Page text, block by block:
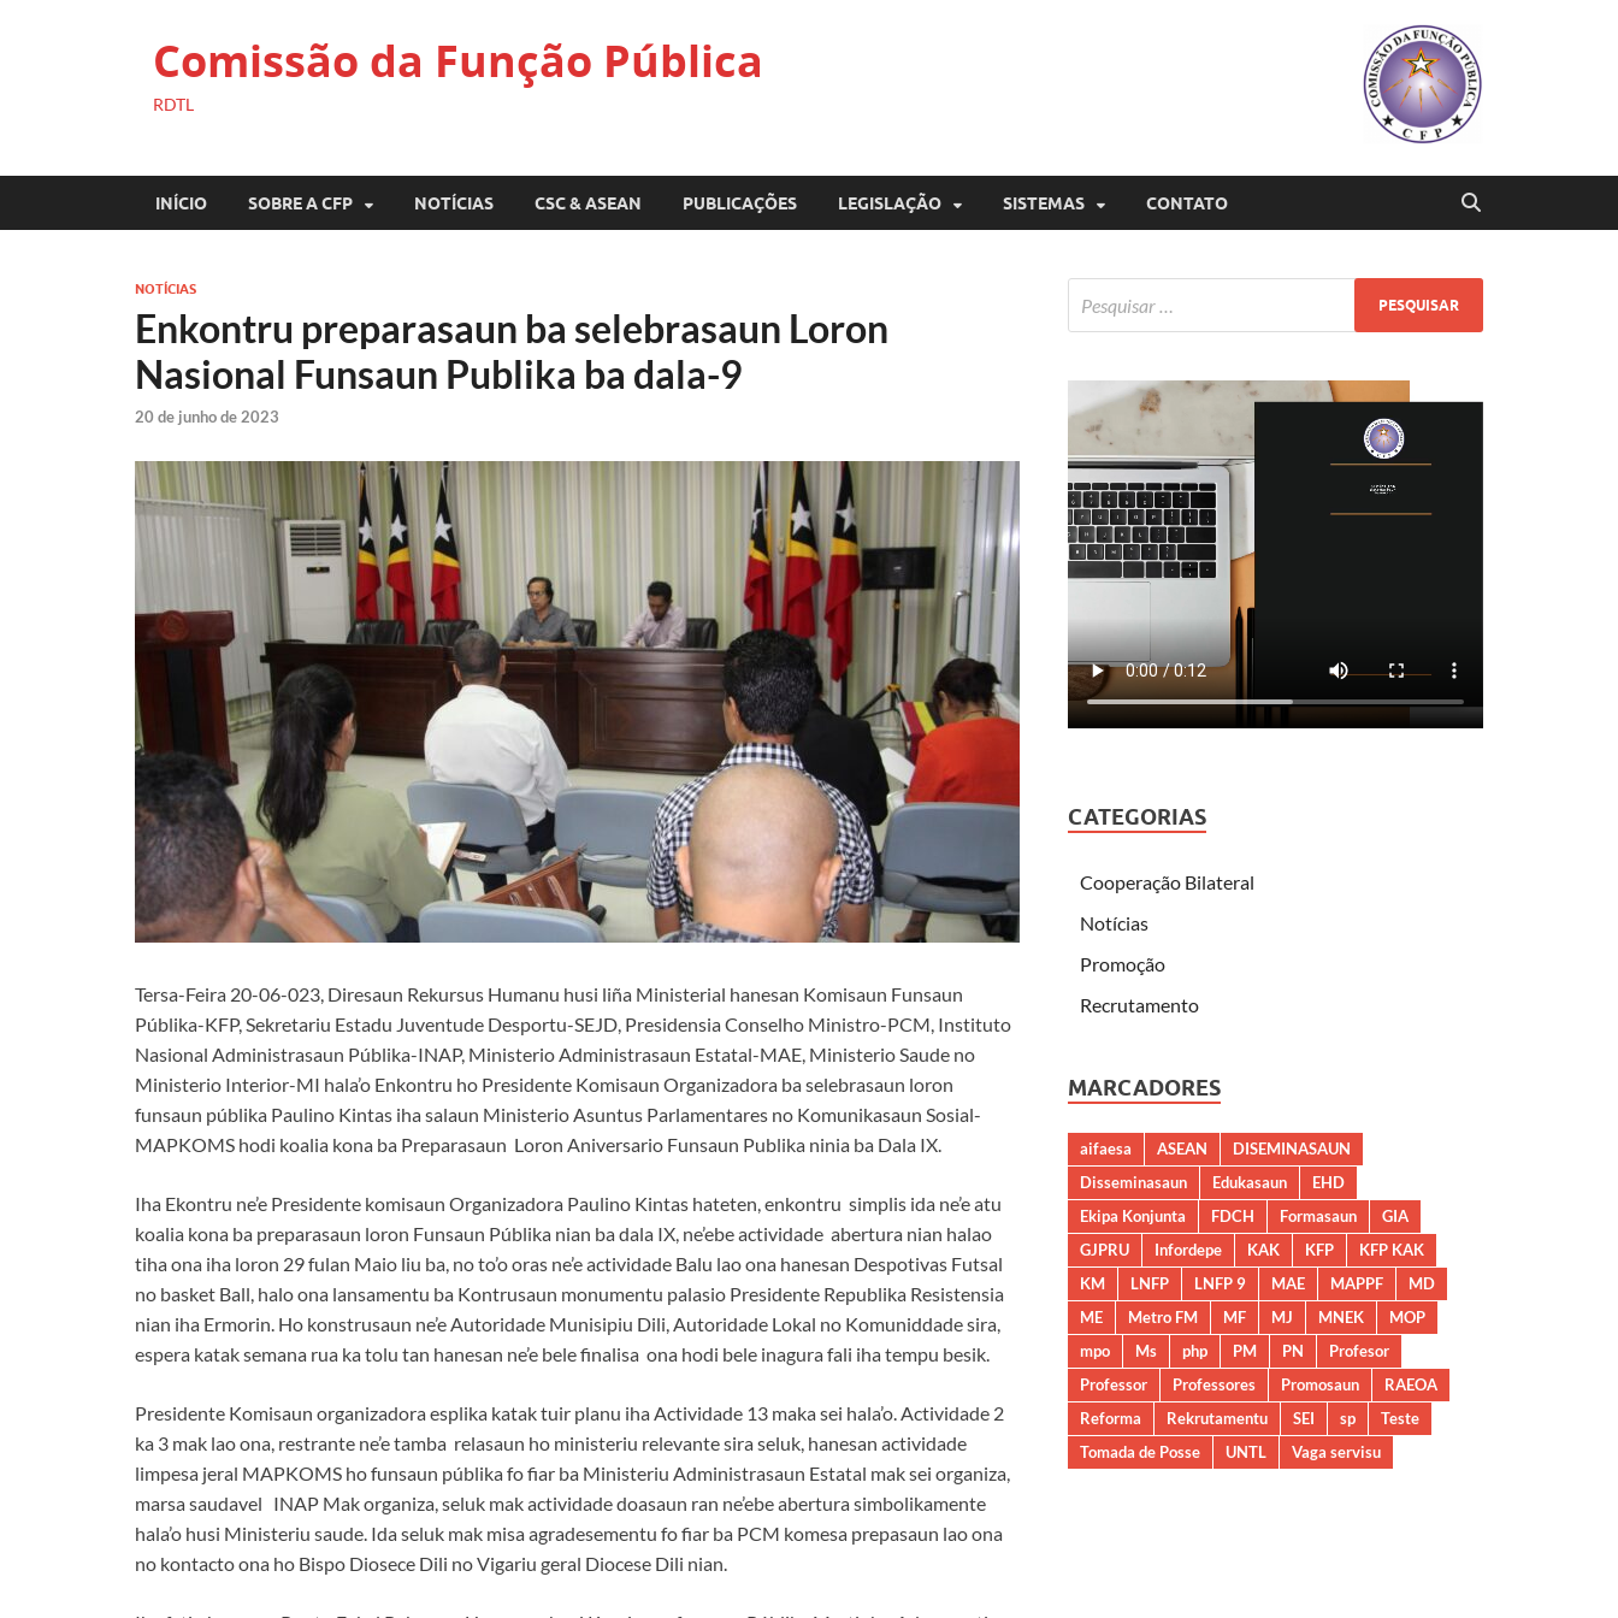
Comissão da Função Pública
RDTL
INÍCIO SOBRE A CFP NOTÍCIAS CSC & ASEAN PUBLICAÇÕES LEGISLAÇÃO SISTEMAS CONTATO
NOTÍCIAS
Enkontru preparasaun ba selebrasaun Loron
Nasional Funsaun Publika ba dala-9
20 de junho de 2023
Tersa-Feira 20-06-023, Diresaun Rekursus Humanu husi liña Ministerial hanesan Komisaun Funsaun
Públika-KFP, Sekretariu Estadu Juventude Desportu-SEJD, Presidensia Conselho Ministro-PCM, Instituto
Nasional Administrasaun Públika-INAP, Ministerio Administrasaun Estatal-MAE, Ministerio Saude no
Ministerio Interior-MI hala’o Enkontru ho Presidente Komisaun Organizadora ba selebrasaun loron
funsaun públika Paulino Kintas iha salaun Ministerio Asuntus Parlamentares no Komunikasaun Sosial-
MAPKOMS hodi koalia kona ba Preparasaun Loron Aniversario Funsaun Publika ninia ba Dala IX.
Iha Ekontru ne’e Presidente komisaun Organizadora Paulino Kintas hateten, enkontru simplis ida ne’e atu
koalia kona ba preparasaun loron Funsaun Públika nian ba dala IX, ne’ebe actividade abertura nian halao
tiha ona iha loron 29 fulan Maio liu ba, no to’o oras ne’e actividade Balu lao ona hanesan Despotivas Futsal
no basket Ball, halo ona lansamentu ba Kontrusaun monumentu palasio Presidente Republika Resistensia
nian iha Ermorin. Ho konstrusaun ne’e Autoridade Munisipiu Dili, Autoridade Lokal no Komuniddade sira,
espera katak semana rua ka tolu tan hanesan ne’e bele finalisa ona hodi bele inagura fali iha tempu besik.
Presidente Komisaun organizadora esplika katak tuir planu iha Actividade 13 maka sei hala’o. Actividade 2
ka 3 mak lao ona, restrante ne’e tamba relasaun ho ministeriu relevante sira seluk, hanesan actividade
limpesa jeral MAPKOMS ho funsaun públika fo fiar ba Ministeriu Administrasaun Estatal mak sei organiza,
marsa saudavel INAP Mak organiza, seluk mak actividade doasaun ran ne’ebe abertura simbolikamente
hala’o husi Ministeriu saude. Ida seluk mak misa agradesementu fo fiar ba PCM komesa prepasaun lao ona
no kontacto ona ho Bispo Diosece Dili no Vigariu geral Diocese Dili nian.
CATEGORIAS
Cooperação Bilateral
Notícias
Promoção
Recrutamento
MARCADORES
aifaesa ASEAN
DISEMINASAUN
Disseminasaun
Edukasaun
EHD
Ekipa Konjunta
FDCH Formasaun
GIA
GJPRU
Infordepe KAK KFP
KFP KAK
KM
LNFP LNFP 9 MAE MAPPF
MD
ME
Metro FM MF MJ MNEK
MOP
mpo
Ms php PM PN
Profesor
Professor
Professores Promosaun
RAEOA
Reforma
Rekrutamentu SEI sp
Teste
Tomada de Posse
UNTL Vaga servisu